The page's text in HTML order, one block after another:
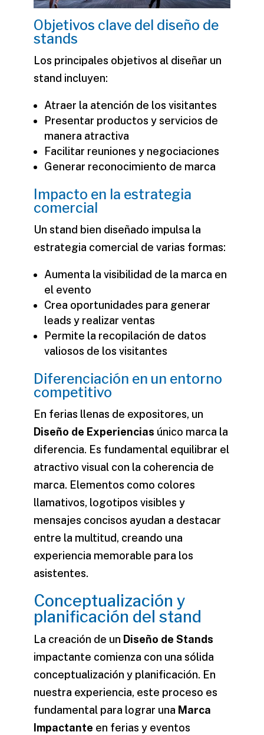
Objetivos clave del diseño de
stands
Los principales objetivos al diseñar un
stand incluyen:
Atraer la atención de los visitantes
Presentar productos y servicios de
manera atractiva
Facilitar reuniones y negociaciones
Generar reconocimiento de marca
Impacto en la estrategia
comercial
Un stand bien diseñado impulsa la
estrategia comercial de varias formas:
Aumenta la visibilidad de la marca en
el evento
Crea oportunidades para generar
leads y realizar ventas
Permite la recopilación de datos
valiosos de los visitantes
Diferenciación en un entorno
competitivo
En ferias llenas de expositores, un
Diseño de Experiencias único marca la
diferencia. Es fundamental equilibrar el
atractivo visual con la coherencia de
marca. Elementos como colores
llamativos, logotipos visibles y
mensajes concisos ayudan a destacar
entre la multitud, creando una
experiencia memorable para los
asistentes.
Conceptualización y
planificación del stand
La creación de un Diseño de Stands
impactante comienza con una sólida
conceptualización y planificación. En
nuestra experiencia, este proceso es
fundamental para lograr una Marca
Impactante en ferias y eventos